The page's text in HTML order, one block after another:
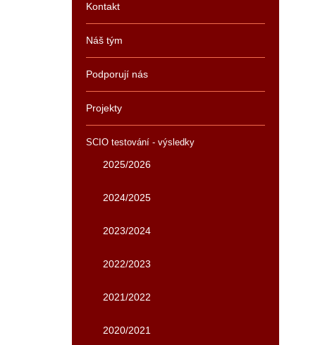
Kontakt
Náš tým
Podporují nás
Projekty
SCIO testování - výsledky
2025/2026
2024/2025
2023/2024
2022/2023
2021/2022
2020/2021